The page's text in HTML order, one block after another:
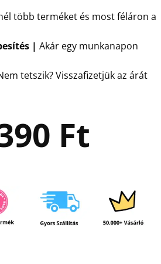
több terméket és most féláron a
| Akár egy munkanapon
tetszik? Visszafizetjük az árát
Ft